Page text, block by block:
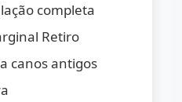
completa
Retiro
canos antigos